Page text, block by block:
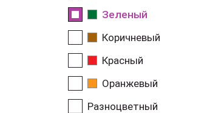
Зеленый
Коричневый
Красный
Оранжевый
Разноцветный